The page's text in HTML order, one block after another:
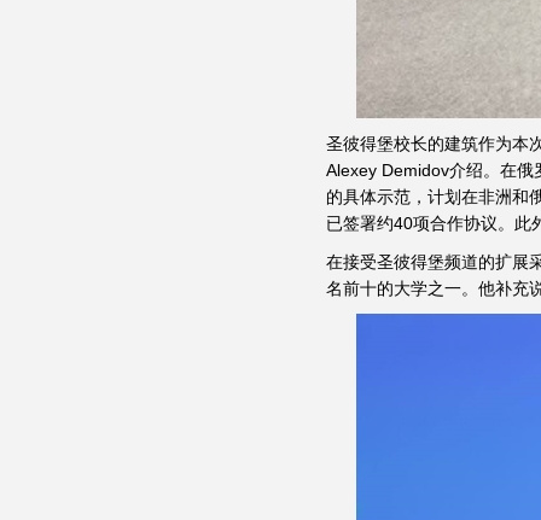
圣彼得堡校长的建筑作为本
Alexey Demidov介绍。在
的具体示范，计划在非洲和
已签署约40项合作协议。此
在接受圣彼得堡频道的扩展
名前十的大学之一。他补充